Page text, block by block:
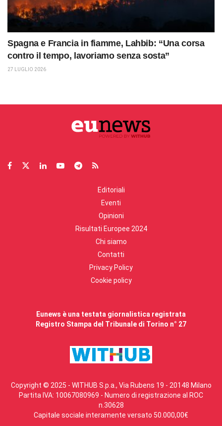
Spagna e Francia in fiamme, Lahbib: “Una corsa
contro il tempo, lavoriamo senza sosta”
27 LUGLIO 2026
Editoriali
Eventi
Opinioni
Risultati Europee 2024
Chi siamo
Contatti
Privacy Policy
Cookie policy
Eunews è una testata giornalistica registrata
Registro Stampa del Tribunale di Torino n° 27
Copyright © 2025 - WITHUB S.p.a., Via Rubens 19 - 20148 Milano
Partita IVA: 10067080969 - Numero di registrazione al ROC
n.30628
Capitale sociale interamente versato 50.000,00€